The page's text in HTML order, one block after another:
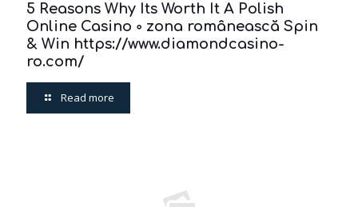
5 Reasons Why Its Worth It A Polish
Online Casino ◦ zona românească Spin
& Win https://www.diamondcasino-
ro.com/
Read more